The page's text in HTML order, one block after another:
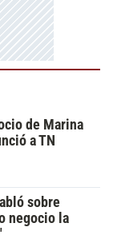
de Marina
a TN
sobre
negocio la